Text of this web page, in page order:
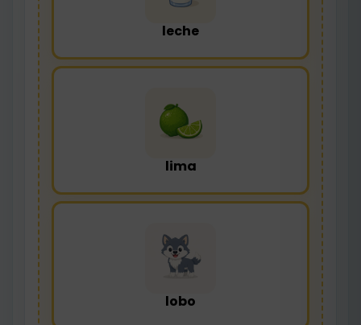
leche
lima
lobo